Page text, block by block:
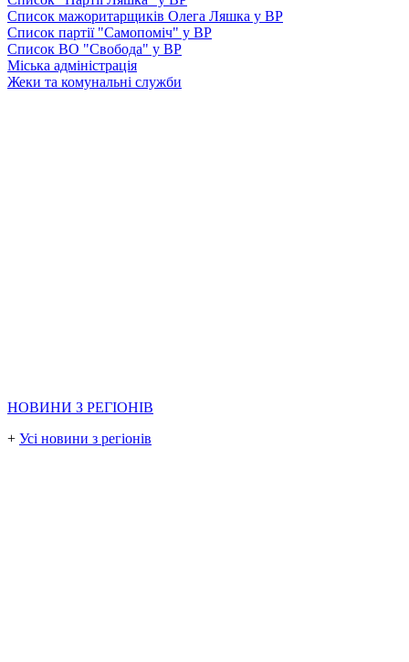
Список мажоритарщиків Олега Ляшка у ВР
Список партії "Самопоміч" у ВР
Список ВО "Свобода" у ВР
Міська адміністрація
Жеки та комунальні служби
НОВИНИ З РЕГІОНІВ
+ Усі новини з регіонів